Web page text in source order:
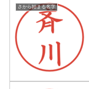
さから始まる名字